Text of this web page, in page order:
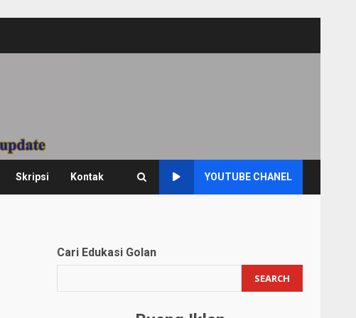
Skripsi Kontak YOUTUBE CHANEL
Cari Edukasi Golan
SEARCH